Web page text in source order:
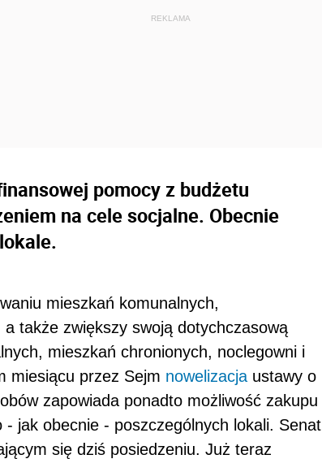
pomocy z budżetu
na cele socjalne. Obecnie
mieszkań komunalnych,
także zwiększy swoją dotychczasową
mieszkań chronionych, noclegowni i
miesiącu przez Sejm nowelizacja ustawy o
zapowiada ponadto możliwość zakupu
jak obecnie - poszczególnych lokali. Senat
się dziś posiedzeniu. Już teraz